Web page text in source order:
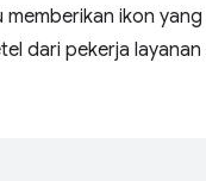
ikon
dari pekerja